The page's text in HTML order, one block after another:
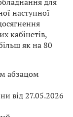
наступної
кабінетів,
як на 80
абзацом
від 27.05.2026